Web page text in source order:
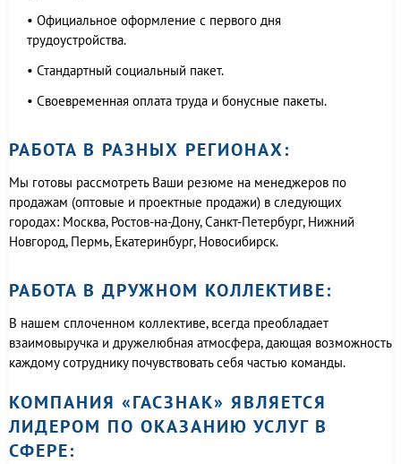
• Официальное оформление с первого дня
трудоустройства.
• Стандартный социальный пакет.
• Своевременная оплата труда и бонусные пакеты.
РАБОТА В РАЗНЫХ РЕГИОНАХ:
Мы готовы рассмотреть Ваши резюме на менеджеров по
продажам (оптовые и проектные продажи) в следующих
городах: Москва, Ростов-на-Дону, Санкт-Петербург, Нижний
Новгород, Пермь, Екатеринбург, Новосибирск.
РАБОТА В ДРУЖНОМ КОЛЛЕКТИВЕ:
В нашем сплоченном коллективе, всегда преобладает
взаимовыручка и дружелюбная атмосфера, дающая возможность
каждому сотруднику почувствовать себя частью команды.
КОМПАНИЯ «ГАСЗНАК» ЯВЛЯЕТСЯ
ЛИДЕРОМ ПО ОКАЗАНИЮ УСЛУГ В
СФЕРЕ: